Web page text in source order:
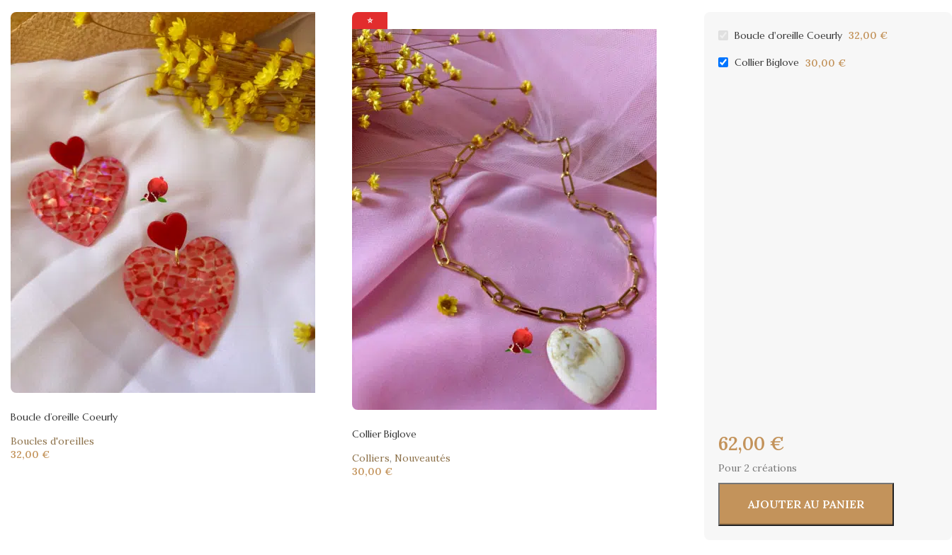
Boucle d’oreille Coeurly
Boucles d'oreilles
32,00 €
⭐
Collier Biglove
Colliers, Nouveautés
30,00 €
Boucle d'oreille Coeurly 32,00 €
Collier Biglove 30,00 €
62,00 €
Pour 2 créations
AJOUTER AU PANIER